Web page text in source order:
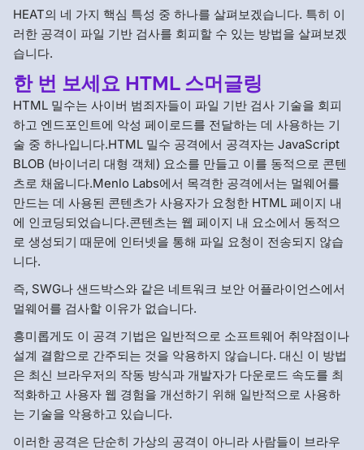
HEAT의 네 가지 핵심 특성 중 하나를 살펴보겠습니다. 특히 이
러한 공격이 파일 기반 검사를 회피할 수 있는 방법을 살펴보겠
습니다.
한 번 보세요 HTML 스머글링
HTML 밀수는 사이버 범죄자들이 파일 기반 검사 기술을 회피
하고 엔드포인트에 악성 페이로드를 전달하는 데 사용하는 기
술 중 하나입니다.HTML 밀수 공격에서 공격자는 JavaScript
BLOB (바이너리 대형 객체) 요소를 만들고 이를 동적으로 콘텐
츠로 채웁니다.Menlo Labs에서 목격한 공격에서는 멀웨어를
만드는 데 사용된 콘텐츠가 사용자가 요청한 HTML 페이지 내
에 인코딩되었습니다.콘텐츠는 웹 페이지 내 요소에서 동적으
로 생성되기 때문에 인터넷을 통해 파일 요청이 전송되지 않습
니다.
즉, SWG나 샌드박스와 같은 네트워크 보안 어플라이언스에서
멀웨어를 검사할 이유가 없습니다.
흥미롭게도 이 공격 기법은 일반적으로 소프트웨어 취약점이나
설계 결함으로 간주되는 것을 악용하지 않습니다. 대신 이 방법
은 최신 브라우저의 작동 방식과 개발자가 다운로드 속도를 최
적화하고 사용자 웹 경험을 개선하기 위해 일반적으로 사용하
는 기술을 악용하고 있습니다.
이러한 공격은 단순히 가상의 공격이 아니라 사람들이 브라우